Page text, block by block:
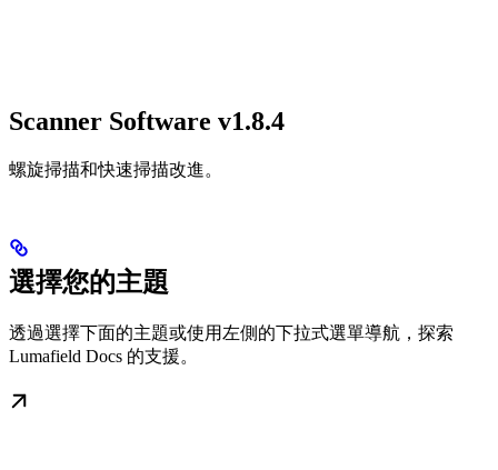
Scanner Software v1.8.4
螺旋掃描和快速掃描改進。
選擇您的主題
透過選擇下面的主題或使用左側的下拉式選單導航，探索
Lumafield Docs 的支援。